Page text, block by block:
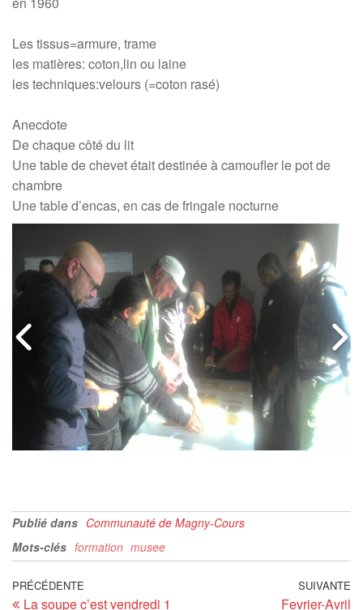
Les tissus=armure, trame
les matières: coton,lin ou laine
les techniques:velours (=coton rasé)
Anecdote
De chaque côté du lit
Une table de chevet était destinée à camoufler le pot de
chambre
Une table d’encas, en cas de fringale nocturne
Publié dans Communauté de Magny-Cours
Mots-clés formation musee
PRÉCÉDENTE
La soupe c’est vendredi 1
SUIVANTE
Fevrier-Avril